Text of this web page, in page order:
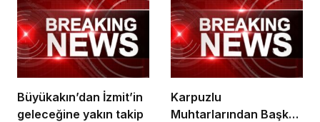
Büyükakın’dan İzmit’in
geleceğine yakın takip
Karpuzlu
Muhtarlarından Başkan